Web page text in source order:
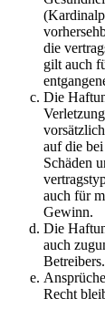
die
gilt auch
Die
auf die
Schäden
auch für
Gewinn.
Die
auch
Betreibers.
Recht